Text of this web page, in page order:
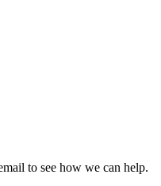
to see how we can help.